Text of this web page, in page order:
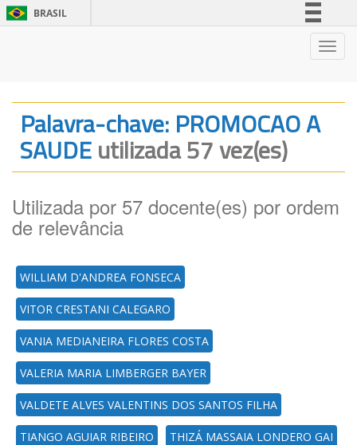
BRASIL
Legislação
Canais
Palavra-chave: PROMOCAO A
SAUDEutilizada 57 vez(es)
Utilizada por 57 docente(es) por ordem
de relevância
WILLIAM D'ANDREA FONSECA
VITOR CRESTANI CALEGARO
VANIA MEDIANEIRA FLORES COSTA
VALERIA MARIA LIMBERGER BAYER
VALDETE ALVES VALENTINS DOS SANTOS FILHA
TIANGO AGUIAR RIBEIRO THIZÁ MASSAIA LONDERO GAI